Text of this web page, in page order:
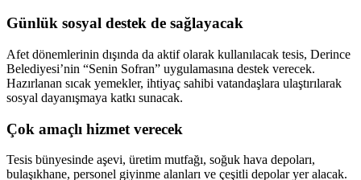
Günlük sosyal destek de sağlayacak
Afet dönemlerinin dışında da aktif olarak kullanılacak tesis, Derince
Belediyesi’nin “Senin Sofran” uygulamasına destek verecek.
Hazırlanan sıcak yemekler, ihtiyaç sahibi vatandaşlara ulaştırılarak
sosyal dayanışmaya katkı sunacak.
Çok amaçlı hizmet verecek
Tesis bünyesinde aşevi, üretim mutfağı, soğuk hava depoları,
bulaşıkhane, personel giyinme alanları ve çeşitli depolar yer alacak.